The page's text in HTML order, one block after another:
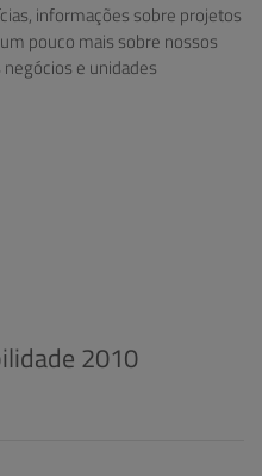
informações sobre projetos
pouco mais sobre nossos
e unidades
2010